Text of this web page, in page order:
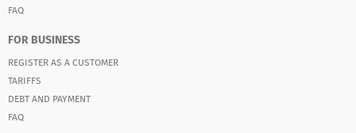
FAQ
FOR BUSINESS
REGISTER AS A CUSTOMER
TARIFFS
DEBT AND PAYMENT
FAQ